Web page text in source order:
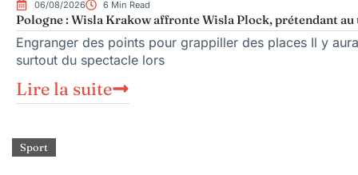
06/08/2026 6 Min Read
Pologne : Wisla Krakow affronte Wisla Plock, prétendant
Engranger des points pour grappiller des places Il y
surtout du spectacle lors
Lire la suite
Sport